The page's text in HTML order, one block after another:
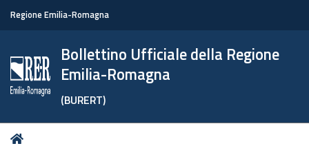
Regione Emilia-Romagna
Bollettino Ufficiale della Regione
Emilia-Romagna
(BURERT)
Tu